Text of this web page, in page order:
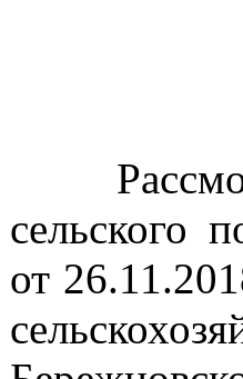
сельского
от